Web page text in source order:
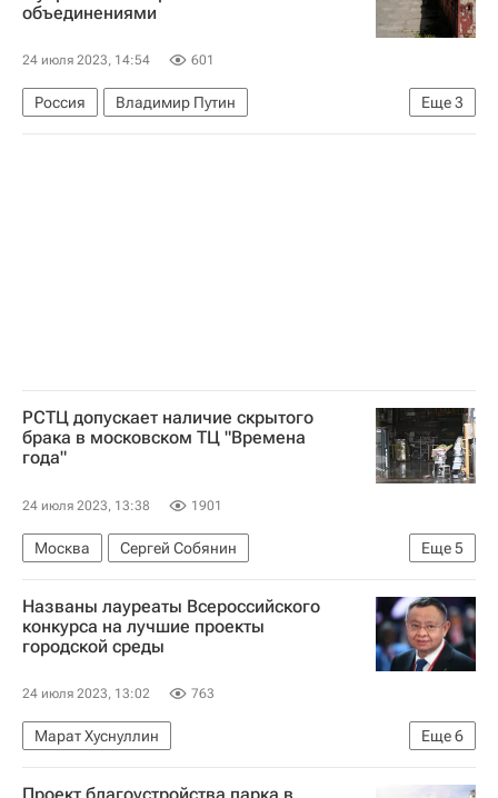
объединениями
24 июля 2023, 14:54 601
Еще3
Россия
Владимир Путин
Законодательство
Гаражи Недвижимость
РСТЦ допускает наличие скрытого
брака в московском ТЦ "Времена
года"
24 июля 2023, 13:38 1901
Еще5
Москва
Сергей Собянин
МЧС России (Министерство РФ по делам гражданской обороны, чрезвычайным ситуациям и ликвидации последствий стихийных бедствий)
Прорыв трубы в ТЦ "Времена года" в Москве
Происшествия
Торговая недвижимость
Названы лауреаты Всероссийского
конкурса на лучшие проекты
городской среды
24 июля 2023, 13:02 763
Еще6
Марат Хуснуллин
Министерство строительства и жилищно-коммунального хозяйства РФ (Минстрой России)